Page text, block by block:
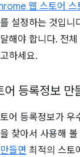
웹 스토어 스
설정하는 것입니
해야 합니다. 전
하세요.
등록정보 만
어 등록정보가 우
찾아서 사용해
들면 최적의 스토